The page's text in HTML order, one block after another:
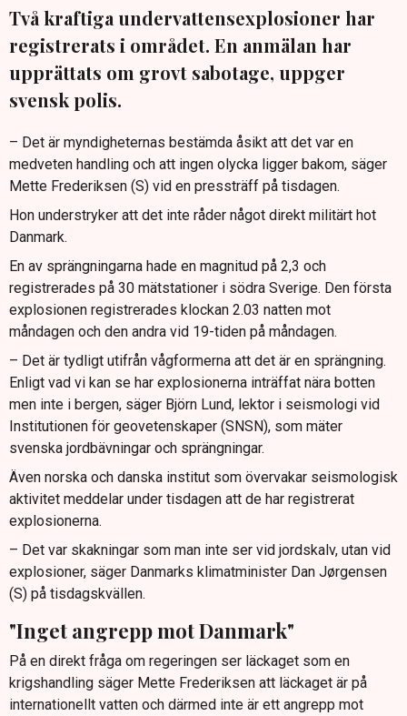
Två kraftiga undervattensexplosioner har
registrerats i området. En anmälan har
upprättats om grovt sabotage, uppger
svensk polis.
– Det är myndigheternas bestämda åsikt att det var en
medveten handling och att ingen olycka ligger bakom, säger
Mette Frederiksen (S) vid en pressträff på tisdagen.
Hon understryker att det inte råder något direkt militärt hot
Danmark.
En av sprängningarna hade en magnitud på 2,3 och
registrerades på 30 mätstationer i södra Sverige. Den första
explosionen registrerades klockan 2.03 natten mot
måndagen och den andra vid 19-tiden på måndagen.
– Det är tydligt utifrån vågformerna att det är en sprängning.
Enligt vad vi kan se har explosionerna inträffat nära botten
men inte i bergen, säger Björn Lund, lektor i seismologi vid
Institutionen för geovetenskaper (SNSN), som mäter
svenska jordbävningar och sprängningar.
Även norska och danska institut som övervakar seismologisk
aktivitet meddelar under tisdagen att de har registrerat
explosionerna.
– Det var skakningar som man inte ser vid jordskalv, utan vid
explosioner, säger Danmarks klimatminister Dan Jørgensen
(S) på tisdagskvällen.
"Inget angrepp mot Danmark"
På en direkt fråga om regeringen ser läckaget som en
krigshandling säger Mette Frederiksen att läckaget är på
internationellt vatten och därmed inte är ett angrepp mot